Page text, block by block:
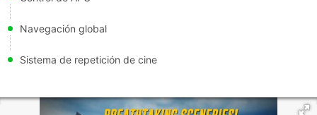
Navegación global
Sistema de repetición de cine